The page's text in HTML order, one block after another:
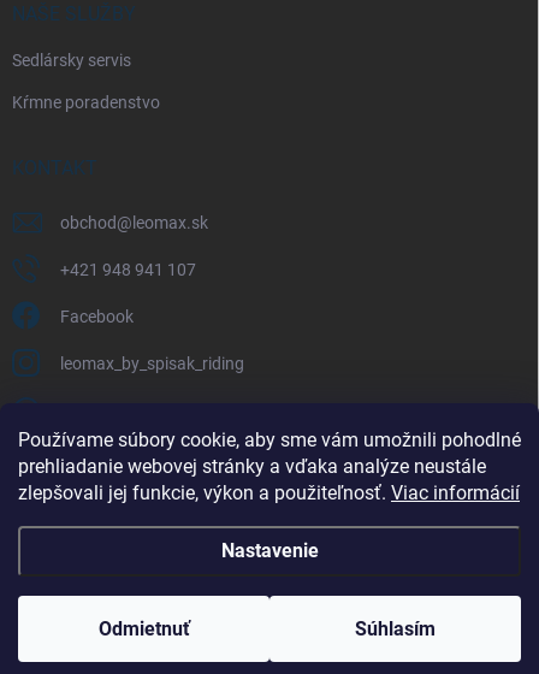
Používame súbory cookie, aby sme vám umožnili pohodlné
prehliadanie webovej stránky a vďaka analýze neustále
zlepšovali jej funkcie, výkon a použiteľnosť. Viac informácií
Nastavenie
Odmietnuť Súhlasím
NAŠE SLUŽBY
Sedlársky servis
Kŕmne poradenstvo
KONTAKT
obchod@ leomax.sk
+421 948 941 107
Facebook
leomax_by_spisak_riding
FACEBOOK
Vytvoril Shoptet
Copyright 2026 . Všetky práva vyhradené.